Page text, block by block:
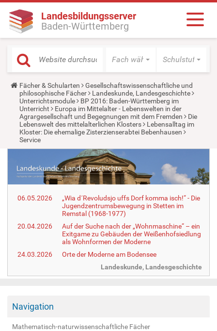
Landesbildungsserver
Baden-Württemberg
Fach wählen Schulstufe
Y
o
u
a
r
e
h
e
r
Fächer & Schularten
Gesellschaftswissenschaftliche und
philosophische Fächer
Landeskunde, Landesgeschichte
Unterrichtsmodule
BP 2016: Baden-Württemberg im
Unterricht
Europa im Mittelalter - Lebenswelten in der
Agrargesellschaft und Begegnungen mit dem Fremden
Die
Lebenswelt des mittelalterlichen Klosters
Lebensalltag im
Kloster: Die ehemalige Zisterzienserabtei Bebenhausen
Service
06.05.2026
„Wia d´Revoludsjo uffs Dorf komma isch!“ - Die
Jugendzentrumsbewegung in Stetten im
Remstal (1968-1977)
20.04.2026
Auf der Suche nach der „Wohnmaschine“ – ein
Exitgame zu Gebäuden der Weißenhofsiedlung
als Wohnformen der Moderne
24.03.2026
Orte der Moderne am Bodensee
Landeskunde, Landesgeschichte
Navigation
Mathematisch-naturwissenschaftliche Fächer